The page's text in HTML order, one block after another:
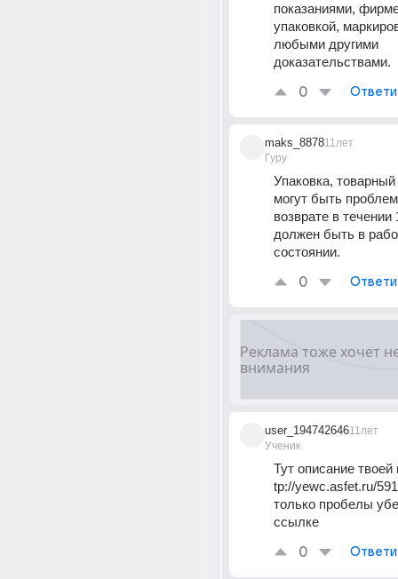
показаниями,
упаковкой,
любыми другими
доказательствами.
0
maks_8878
Гуру
11лет
Упаковка,
могут быть
возврате в течении
должен быть в
состоянии.
0
user_194742646
Ученик
11лет
Тут описание
tp://yewc.asfet.ru/
только пробелы
ссылке
0